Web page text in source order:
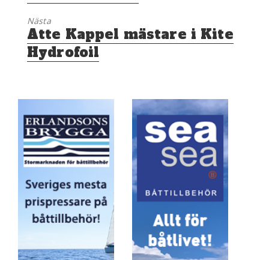
Nästa
Nästa
inlägg:
Atte Kappel mästare i Kite
Hydrofoil